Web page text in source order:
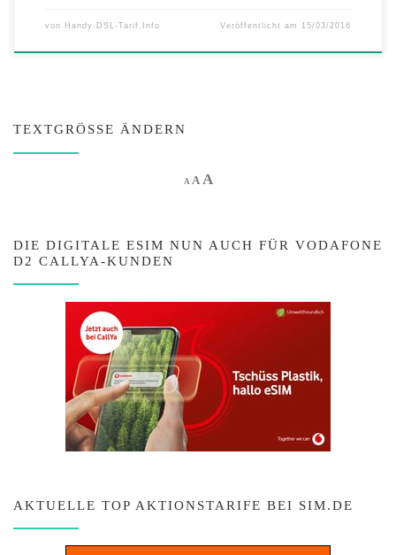
von Handy-DSL-Tarif.Info Veröffentlicht am 15/03/2016
TEXTGRÖSSE ÄNDERN
A Decrease font size.
AReset font size.
AIncrease font size.
DIE DIGITALE ESIM NUN AUCH FÜR VODAFONE
D2 CALLYA-KUNDEN
AKTUELLE TOP AKTIONSTARIFE BEI SIM.DE